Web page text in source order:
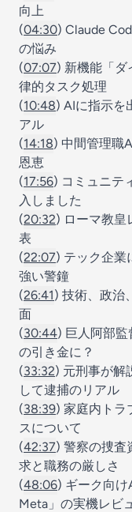
向上
(04:30) Claude
の悩み
(07:07) 新機能「ダ
律的タスク処理
(10:48) AIに指示を
アル
(14:18) 中間管理職
恩恵
(17:56) コミュニテ
入しました
(20:32) ローマ教皇
表
(22:07) テック企業
強い警鐘
(26:41) 技術、政治
面
(30:44) 巨人阿部監
の引き金に？
(33:32) 元刑事が解
して逮捕のリアル
(38:39) 家庭内トラ
スについて
(42:37) 警察の捜査
求と職務の厳しさ
(48:06) ギーク向け
Meta」の実機レビ